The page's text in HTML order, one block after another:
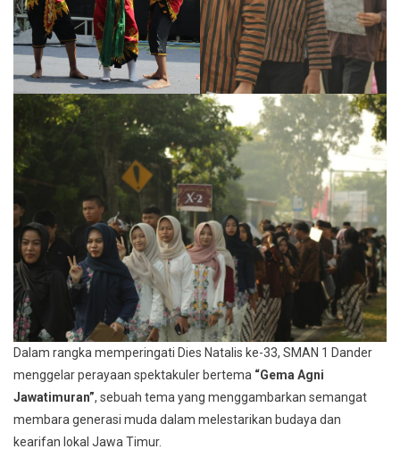
Dalam rangka memperingati Dies Natalis ke-33, SMAN 1 Dander
menggelar perayaan spektakuler bertema “Gema Agni
Jawatimuran”, sebuah tema yang menggambarkan semangat
membara generasi muda dalam melestarikan budaya dan
kearifan lokal Jawa Timur.